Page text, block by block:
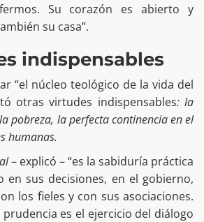
Su corazón es abierto y
su casa”.
indispensables
“el núcleo teológico de la vida del
otras virtudes indispensables: la
pobreza, la perfecta continencia en el
humanas.
– explicó – “es la sabiduría práctica
en sus decisiones, en el gobierno,
los fieles y con sus asociaciones.
es el ejercicio del diálogo